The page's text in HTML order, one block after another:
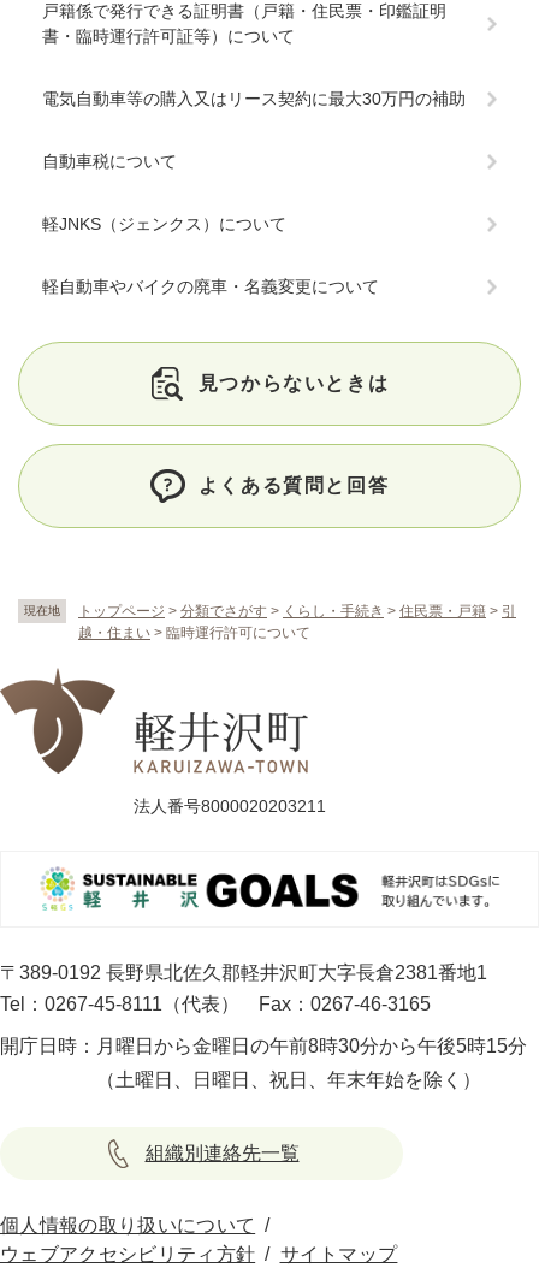
現在地 トップページ > 分類でさがす > くらし・手続き > 住民票・戸籍 > 引
越・住まい > 臨時運行許可について
戸籍係で発行できる証明書（戸籍・住民票・印鑑証明
書・臨時運行許可証等）について
電気自動車等の購入又はリース契約に最大30万円の補助
自動車税について
軽JNKS（ジェンクス）について
軽自動車やバイクの廃車・名義変更について
見つからないときは
よくある質問と回答
法人番号8000020203211
〒389-0192 長野県北佐久郡軽井沢町大字長倉2381番地1
Tel：0267-45-8111（代表）
Fax：0267-46-3165
開庁日時： 月曜日から金曜日の午前8時30分から午後5時15分
（土曜日、日曜日、祝日、年末年始を除く）
組織別連絡先一覧
個人情報の取り扱いについて
ウェブアクセシビリティ方針
サイトマップ